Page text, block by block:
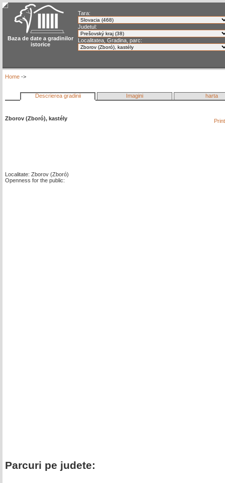
Baza de date a gradinilor
istorice
Tara:
Judetul:
Localitatea, Gradina, parc:
Home ->
Descrierea gradinii Imagini harta
Zborov (Zboró), kastély
Localitate: Zborov (Zboró)
Openness for the public:
Parcuri pe judete: